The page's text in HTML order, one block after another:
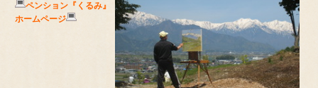
ペンション『くるみ』
ホームページ